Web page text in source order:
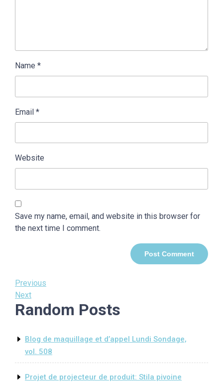
Name *
Email *
Website
Save my name, email, and website in this browser for
the next time I comment.
Post
navigation
Previous
Post
Previous
Next
Post
Next
Random Posts
Blog de maquillage et d’appel Lundi Sondage,
vol. 508
Projet de projecteur de produit: Stila pivoine